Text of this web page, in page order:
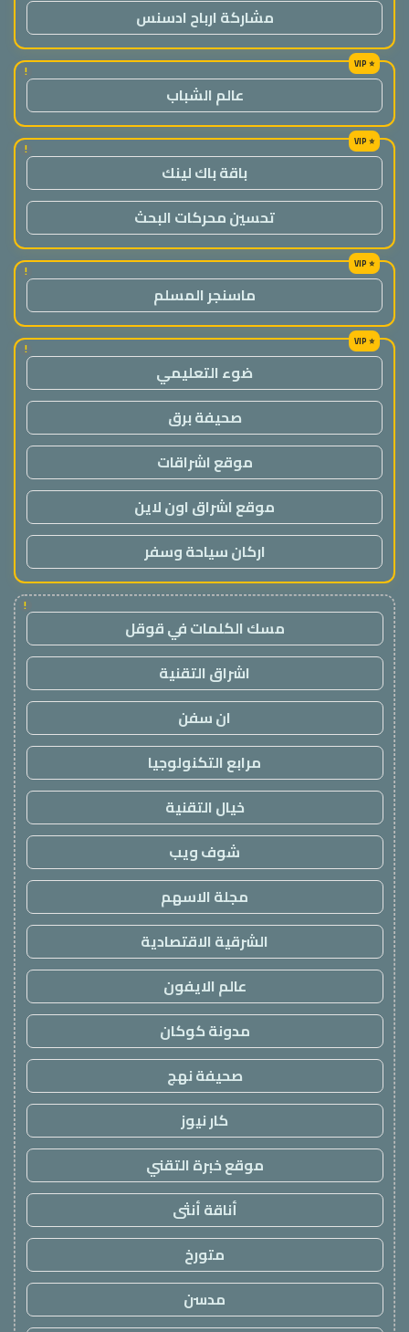
مشاركة ارباح ادسنس
!
عالم الشباب
!
باقة باك لينك
تحسين محركات البحث
!
ماسنجر المسلم
!
ضوء التعليمي
صحيفة برق
موقع اشراقات
موقع اشراق اون لاين
اركان سياحة وسفر
!
مسك الكلمات في قوقل
اشراق التقنية
ان سفن
مرابع التكنولوجيا
خيال التقنية
شوف ويب
مجلة الاسهم
الشرقية الاقتصادية
عالم الايفون
مدونة كوكان
صحيفة نهج
كار نيوز
موقع خبرة التقني
أناقة أنثى
متورخ
مدسن